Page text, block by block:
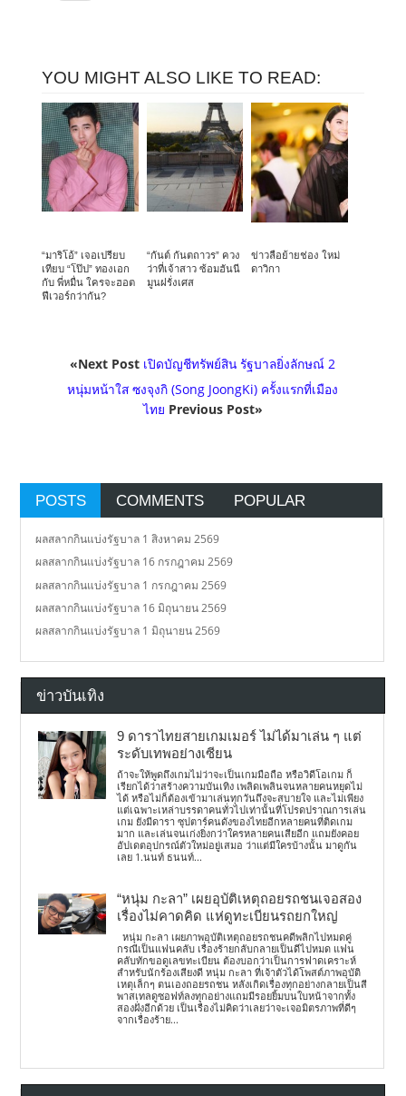
YOU MIGHT ALSO LIKE TO READ:
“มาริโอ้” เจอเปรียบ
เทียบ “โป๊ป” ทองเอก
กับ พี่หมื่น ใครจะฮอต
ฟีเวอร์กว่ากัน?
“กันต์ กันตถาวร” ควง
ว่าที่เจ้าสาว ซ้อมฮันนี
มูนฝรั่งเศส
ข่าวลือย้ายช่อง ใหม่
ดาวิกา
«Next Post เปิดบัญชีทรัพย์สิน รัฐบาลยิ่งลักษณ์ 2
หนุ่มหน้าใส ซงจุงกิ (Song JoongKi) ครั้งแรกที่เมือง
ไทย Previous Post»
POSTS COMMENTS POPULAR
ผลสลากกินแบ่งรัฐบาล 1 สิงหาคม 2569
ผลสลากกินแบ่งรัฐบาล 16 กรกฎาคม 2569
ผลสลากกินแบ่งรัฐบาล 1 กรกฎาคม 2569
ผลสลากกินแบ่งรัฐบาล 16 มิถุนายน 2569
ผลสลากกินแบ่งรัฐบาล 1 มิถุนายน 2569
ข่าวบันเทิง
9 ดาราไทยสายเกมเมอร์ ไม่ได้มาเล่น ๆ แต่
ระดับเทพอย่างเซียน
ถ้าจะให้พูดถึงเกมไม่ว่าจะเป็นเกมมือถือ หรือวิดีโอเกม ก็
เรียกได้ว่าสร้างความบันเทิง เพลิดเพลินจนหลายคนหยุดไม่
ได้ หรือไม่ก็ต้องเข้ามาเล่นทุกวันถึงจะสบายใจ และไม่เพียง
แต่เฉพาะเหล่าบรรดาคนทั่วไปเท่านั้นที่โปรดปราณการเล่น
เกม ยังมีดารา ซุปตาร์คนดังของไทยอีกหลายคนที่ติดเกม
มาก และเล่นจนเก่งยิ่งกว่าใครหลายคนเสียอีก แถมยังคอย
อัปเดตอุปกรณ์ตัวใหม่อยู่เสมอ ว่าแต่มีใครบ้างนั้น มาดูกัน
เลย 1.นนท์ ธนนท์...
“หนุ่ม กะลา” เผยอุบัติเหตุถอยรถชนเจอสอง
เรื่องไม่คาดคิด แห่ดูทะเบียนรถยกใหญ่
หนุ่ม กะลา เผยภาพอุบัติเหตุถอยรถชนคดีพลิกไปหมดคู่
กรณีเป็นแฟนคลับ เรื่องร้ายกลับกลายเป็นดีไปหมด แฟน
คลับทักขอดูเลขทะเบียน ต้องบอกว่าเป็นการฟาดเคราะห์
สำหรับนักร้องเสียงดี หนุ่ม กะลา ที่เจ้าตัวได้โพสต์ภาพอุบัติ
เหตุเล็กๆ ตนเองถอยรถชน หลังเกิดเรื่องทุกอย่างกลายเป็นสี
พาสเทลดูซอฟท์ลงทุกอย่างแถมมีรอยยิ้มบนใบหน้าจากทั้ง
สองฝั่งอีกด้วย เป็นเรื่องไม่คิดว่าเลยว่าจะเจอมิตรภาพที่ดีๆ
จากเรื่องร้าย...